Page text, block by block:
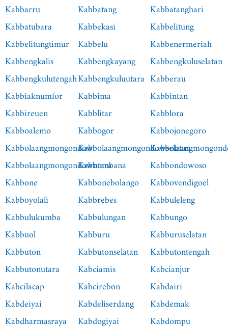
Kabbarru
Kabbatang
Kabbatanghari
Kabbatubara
Kabbekasi
Kabbelitung
Kabbelitungtimur Kabbelu
Kabbenermeriah
Kabbengkalis
Kabbengkayang
Kabbengkuluselatan
KabbengkulutengahKabbengkuluutara Kabberau
Kabbiaknumfor
Kabbima
Kabbintan
Kabbireuen
Kabblitar
Kabblora
Kabboalemo
Kabbogor
Kabbojonegoro
KabbolaangmongondowKabbolaangmongondowselatan
Kabbolaangmongondowutara
Kabbombana
Kabbondowoso
Kabbone
Kabbonebolango
Kabbovendigoel
Kabboyolali
Kabbrebes
Kabbuleleng
Kabbulukumba
Kabbulungan
Kabbungo
Kabbuol
Kabburu
Kabburuselatan
Kabbuton
Kabbutonselatan
Kabbutontengah
Kabbutonutara
Kabciamis
Kabcianjur
Kabcilacap
Kabcirebon
Kabdairi
Kabdeiyai
Kabdeliserdang
Kabdemak
Kabdharmasraya Kabdogiyai
Kabdompu